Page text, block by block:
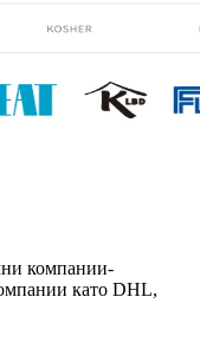
компании-
като DHL,